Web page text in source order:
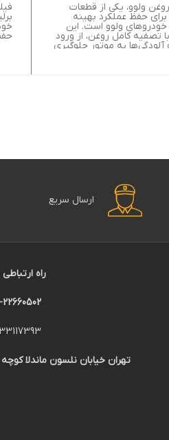
ولوو، یکی از قطعات
حفظ عملکرد بهینه
خودروهای ولوو است. این
تصفیه کامل روغن، از ورود
آلودگی‌ها به موتور جلوگیری
ارسال سریع
راه ارتباطی
22660502
تهران خیابان نلسون ماندلا کوچه دریا